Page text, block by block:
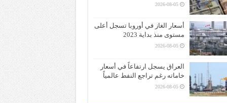
2026-08-05
أسعار الغاز في أوروبا تسجل أعلى
مستوى منذ بداية 2023
2026-08-05
العراق يسجل ارتفاعاً في أسعار
خاماته رغم تراجع النفط عالمياً
2026-08-05